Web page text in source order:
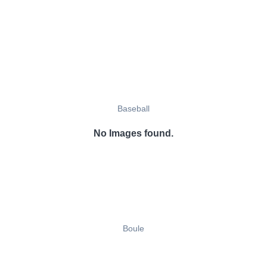
Baseball
No Images found.
Boule